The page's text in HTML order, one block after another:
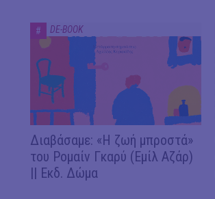
# DE-BOOK
Διαβάσαμε: «Η ζωή μπροστά»
του Ρομαίν Γκαρύ (Εμίλ Αζάρ)
|| Εκδ. Δώμα